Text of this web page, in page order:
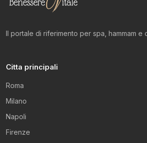
Il portale di riferimento per spa, hammam e
Citta principali
Roma
Milano
Napoli
Firenze